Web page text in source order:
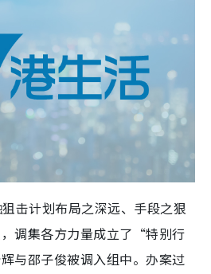
击计划布局之深远、手段之狠
调集各方力量成立了“特别行
与邵子俊被调入组中。办案过